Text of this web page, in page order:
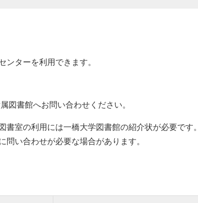
ンターを利用できます。
書館へお問い合わせください。
室の利用には一橋大学図書館の紹介状が必要です。
い合わせが必要な場合があります。